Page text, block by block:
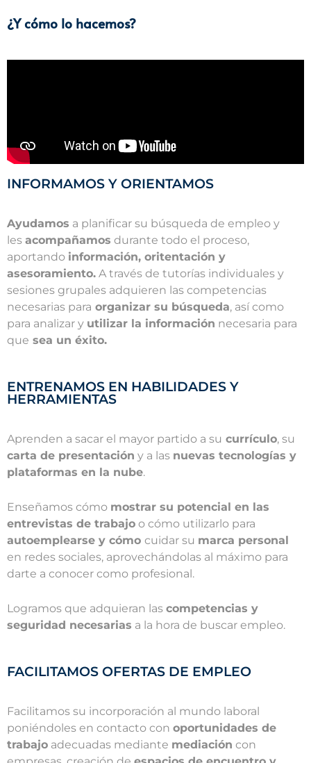
¿Y cómo lo hacemos?
INFORMAMOS Y ORIENTAMOS
Ayudamos a planificar su búsqueda de empleo y
les acompañamos durante todo el proceso,
aportando información, oritentación y
asesoramiento. A través de tutorías individuales y
sesiones grupales adquieren las competencias
necesarias para organizar su búsqueda, así como
para analizar y utilizar la información necesaria para
que sea un éxito.
ENTRENAMOS EN HABILIDADES Y
HERRAMIENTAS
Aprenden a sacar el mayor partido a su currículo, su
carta de presentación y a las nuevas tecnologías y
plataformas en la nube.
Enseñamos cómo mostrar su potencial en las
entrevistas de trabajo o cómo utilizarlo para
autoemplearse y cómo cuidar su marca personal
en redes sociales, aprovechándolas al máximo para
darte a conocer como profesional.
Logramos que adquieran las competencias y
seguridad necesarias a la hora de buscar empleo.
FACILITAMOS OFERTAS DE EMPLEO
Facilitamos su incorporación al mundo laboral
poniéndoles en contacto con oportunidades de
trabajo adecuadas mediante mediación con